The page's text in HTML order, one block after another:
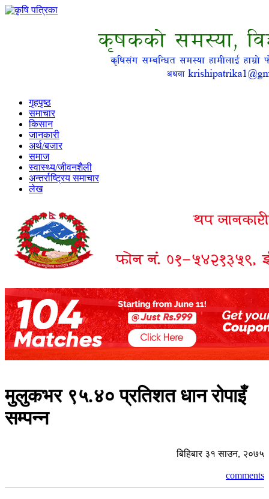
गृहपृष्ठ
समाचार
किसान
जानकारी
अर्थ/बजार
समाज
स्वास्थ्य/जीवनशैली
अन्तर्राष्ट्रिय समाचार
लेख
मुलुकभर ९५.४० प्रतिशत धान रोपाइँ
सम्पन्न
बिहिबार ३१ साउन, २०७५
comments